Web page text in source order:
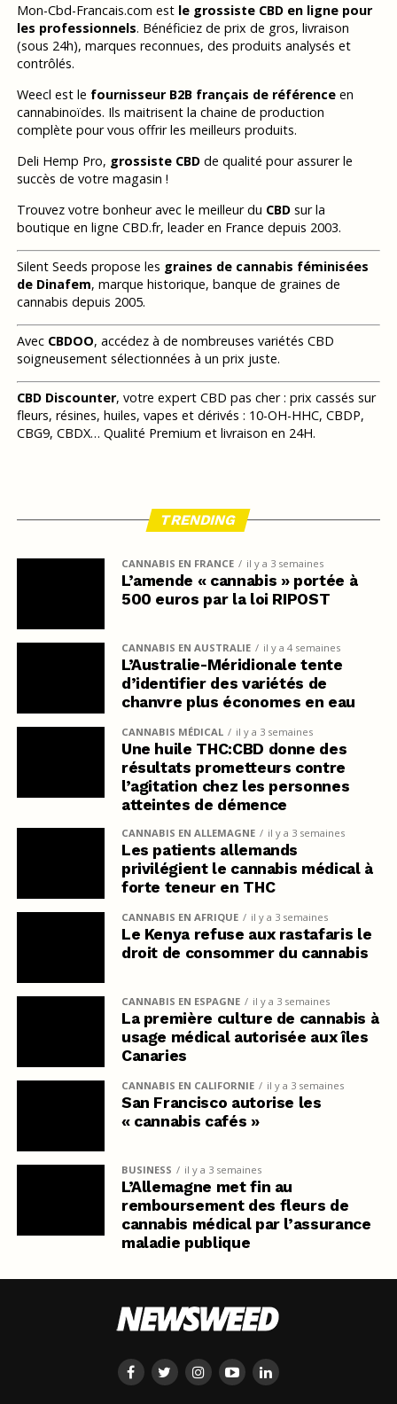
Mon-Cbd-Francais.com est le grossiste CBD en ligne pour
les professionnels. Bénéficiez de prix de gros, livraison
(sous 24h), marques reconnues, des produits analysés et
contrôlés.
Weecl est le fournisseur B2B français de référenceen
cannabinoïdes. Ils maitrisent la chaine de production
complète pour vous offrir les meilleurs produits.
Deli Hemp Pro, grossiste CBDde qualité pour assurer le
succès de votre magasin !
Trouvez votre bonheur avec le meilleur du CBDsur la
boutique en ligne CBD.fr, leader en France depuis 2003.
Silent Seeds propose les graines de cannabis féminisées
de Dinafem, marque historique, banque de graines de
cannabis depuis 2005.
Avec CBDOO, accédez à de nombreuses variétés CBD
soigneusement sélectionnées à un prix juste.
CBD Discounter, votre expert CBD pas cher : prix cassés sur
fleurs, résines, huiles, vapes et dérivés : 10-OH-HHC, CBDP,
CBG9, CBDX… Qualité Premium et livraison en 24H.
TRENDING
CANNABIS EN FRANCE il y a 3 semaines
L’amende « cannabis » portée à
500 euros par la loi RIPOST
CANNABIS EN AUSTRALIE il y a 4 semaines
L’Australie-Méridionale tente
d’identifier des variétés de
chanvre plus économes en eau
CANNABIS MÉDICAL il y a 3 semaines
Une huile THC:CBD donne des
résultats prometteurs contre
l’agitation chez les personnes
atteintes de démence
CANNABIS EN ALLEMAGNE il y a 3 semaines
Les patients allemands
privilégient le cannabis médical à
forte teneur en THC
CANNABIS EN AFRIQUE il y a 3 semaines
Le Kenya refuse aux rastafaris le
droit de consommer du cannabis
CANNABIS EN ESPAGNE il y a 3 semaines
La première culture de cannabis à
usage médical autorisée aux îles
Canaries
CANNABIS EN CALIFORNIE il y a 3 semaines
San Francisco autorise les
« cannabis cafés »
BUSINESS il y a 3 semaines
L’Allemagne met fin au
remboursement des fleurs de
cannabis médical par l’assurance
maladie publique